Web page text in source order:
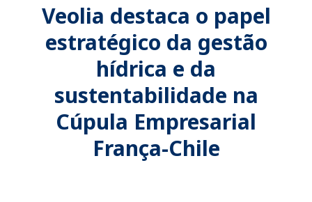
Veolia destaca o papel
estratégico da gestão
hídrica e da
sustentabilidade na
Cúpula Empresarial
França-Chile